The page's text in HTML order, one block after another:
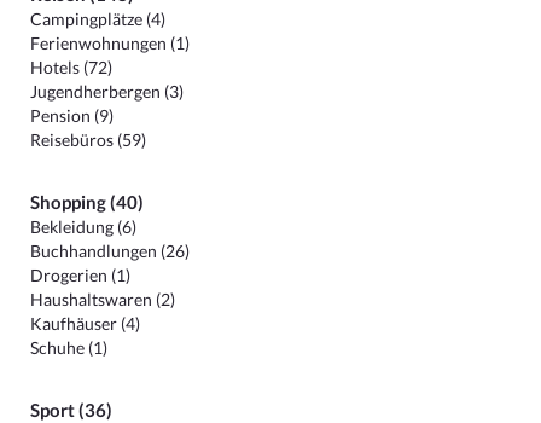
Campingplätze (4)
Ferienwohnungen (1)
Hotels (72)
Jugendherbergen (3)
Pension (9)
Reisebüros (59)
Shopping (40)
Bekleidung (6)
Buchhandlungen (26)
Drogerien (1)
Haushaltswaren (2)
Kaufhäuser (4)
Schuhe (1)
Sport (36)